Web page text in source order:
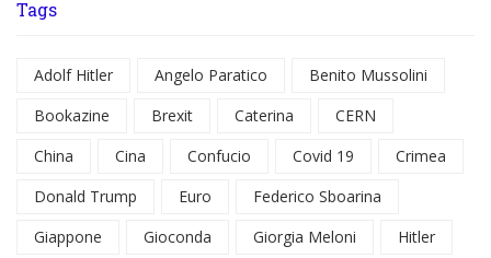
Tags
Adolf Hitler Angelo Paratico
Benito Mussolini
Bookazine
Brexit Caterina
CERN
China
Cina Confucio Covid 19
Crimea
Donald Trump
Euro
Federico Sboarina
Giappone
Gioconda Giorgia Meloni
Hitler